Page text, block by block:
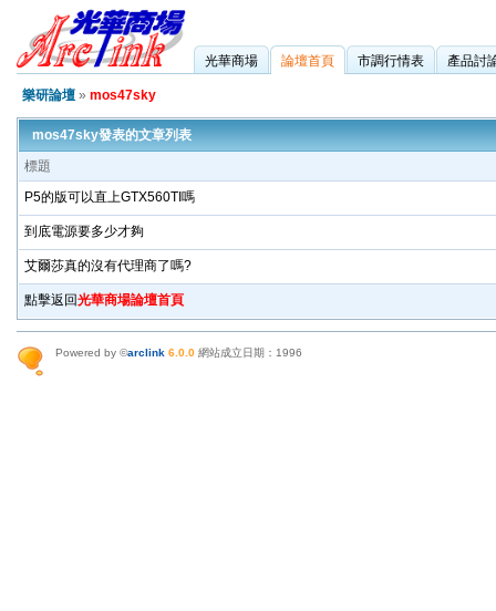
光華商場 論壇首頁 市調行情表 產品討
樂研論壇 » mos47sky
mos47sky發表的文章列表
標題
P5的版可以直上GTX560TI嗎
到底電源要多少才夠
艾爾莎真的沒有代理商了嗎?
點擊返回光華商場論壇首頁
Powered by ©arclink 6.0.0 網站成立日期：1996